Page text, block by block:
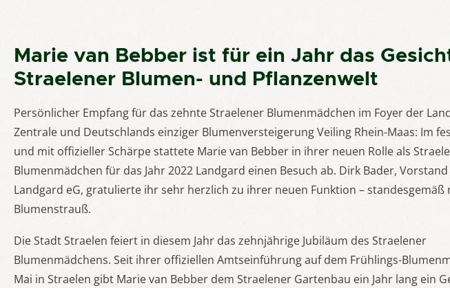
Marie van Bebber ist für ein Jahr das
Straelener Blumen- und Pflanzenwelt
Persönlicher Empfang für das zehnte Straelener Blumenmädchen im Foyer der
Zentrale und Deutschlands einziger Blumenversteigerung Veiling Rhein-Maas: Im
und mit offizieller Schärpe stattete Marie van Bebber in ihrer neuen Rolle als
Blumenmädchen für das Jahr 2022 Landgard einen Besuch ab. Dirk Bader,
Landgard eG, gratulierte ihr sehr herzlich zu ihrer neuen Funktion – standesgemäß
Blumenstrauß.
Die Stadt Straelen feiert in diesem Jahr das zehnjährige Jubiläum des Straelener
Blumenmädchens. Seit ihrer offiziellen Amtseinführung auf dem Frühlings-
Mai in Straelen gibt Marie van Bebber dem Straelener Gartenbau ein Jahr lang ein